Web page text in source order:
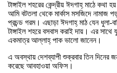
টাঙ্গাইল শহরের কেন্দ্রীয় ঈদগাহ্ মাঠে কথা
আমি বটতলা থেকে মার্কাস মসজিদে নামাজ
প্রচন্ড গরম। এছাড়া ঈদগাহ্ মাঠ যেন ধুলা-
টাঙ্গাইল শহরে বসবাস করাই দায়। এর সাথে
একমাত্র আল্লাহ্ পাক ভালো জানেন।
এ অবস্থায় দেশব্যাপী শুক্রবার তিন দিনের
করেছে আবহাওয়া অফিস।